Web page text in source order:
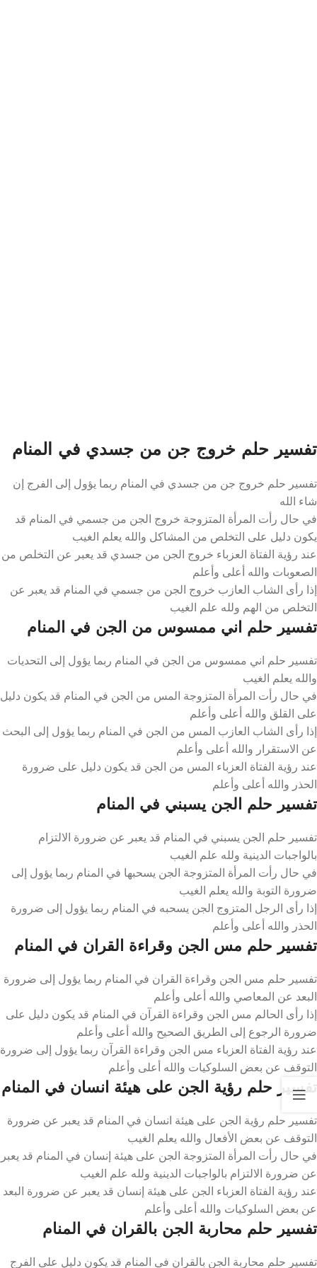
تفسير حلم خروج جن من جسدي في المنام
تفسير حلم خروج جن من جسدي في المنام ربما يؤول إلى الفرج إن
شاء الله
في حال رأت المرأة المتزوجة خروج الجن من جسمي في المنام قد
يكون دليل على التخلص من المشاكل والله يعلم الغيب
عند رؤية الفتاة العزباء خروج الجن من جسدي قد يعبر عن التخلص من
الصعوبات والله أعلى وأعلم
إذا رأى الشاب العازب خروج الجن من جسمي في المنام قد يعبر عن
التخلص من الهم ولله علم الغيب
تفسير حلم اني ممسوس من الجن في المنام
تفسير حلم اني ممسوس من الجن في المنام ربما يؤول إلى التحديات
والله يعلم الغيب
في حال رأت المرأة المتزوجة المس من الجن في المنام قد يكون دليل
على القلق والله أعلى وأعلم
إذا رأى الشاب العازب المس من الجن في المنام ربما يؤول إلى البحث
عن الاستقرار والله أعلى وأعلم
عند رؤية الفتاة العزباء المس من الجن قد يكون دليل على ضرورة
الحذر والله أعلى وأعلم
تفسير حلم الجن يسبني في المنام
تفسير حلم الجن يسبني في المنام قد يعبر عن ضرورة الالتزام
بالواجبات الدينية ولله علم الغيب
في حال رأت المرأة المتزوجة الجن يسحبها في المنام ربما يؤول إلى
ضرورة التوبة والله يعلم الغيب
إذا رأى الرجل المتزوج الجن يسحبه في المنام ربما يؤول إلى ضرورة
الحذر والله أعلى وأعلم
تفسير حلم مس الجن وقراءة القران في المنام
تفسير حلم مس الجن وقراءة القران في المنام ربما يؤول إلى ضرورة
البعد عن المعاصي والله أعلى وأعلم
إذا رأى الحالم مس الجن وقراءة القرآن في المنام قد يكون دليل على
ضرورة الرجوع إلى الطريق الصحيح والله أعلى وأعلم
عند رؤية الفتاة العزباء مس الجن وقراءة القرآن ربما يؤول إلى ضرورة
التوقف عن بعض السلوكيات والله أعلى وأعلم
تفسير حلم رؤية الجن على هيئة انسان في المنام
تفسير حلم رؤية الجن على هيئة انسان في المنام قد يعبر عن ضرورة
التوقف عن بعض الأفعال والله يعلم الغيب
في حال رأت المرأة المتزوجة الجن على هيئة إنسان في المنام قد يعبر
عن ضرورة الالتزام بالواجبات الدينية ولله علم الغيب
عند رؤية الفتاة العزباء الجن على هيئة إنسان قد يعبر عن ضرورة البعد
عن بعض السلوكيات والله أعلى وأعلم
تفسير حلم محاربة الجن بالقران في المنام
تفسير حلم محاربة الجن بالقران في المنام قد يكون دليل على الفرج